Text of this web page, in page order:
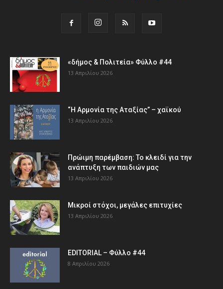
«δήμος & Πολιτεία» Φύλλο #44
13 Απριλίου 2026
“Η Αρμονία της Αταξίας” – χαϊκού
13 Απριλίου 2026
Πρώιμη παρέμβαση: Το κλειδί για την
ανάπτυξη των παιδιών µας
13 Απριλίου 2026
Μικροί στόχοι, μεγάλες επιτυχίες
13 Απριλίου 2026
EDITORIAL – Φύλλο #44
8 Απριλίου 2026